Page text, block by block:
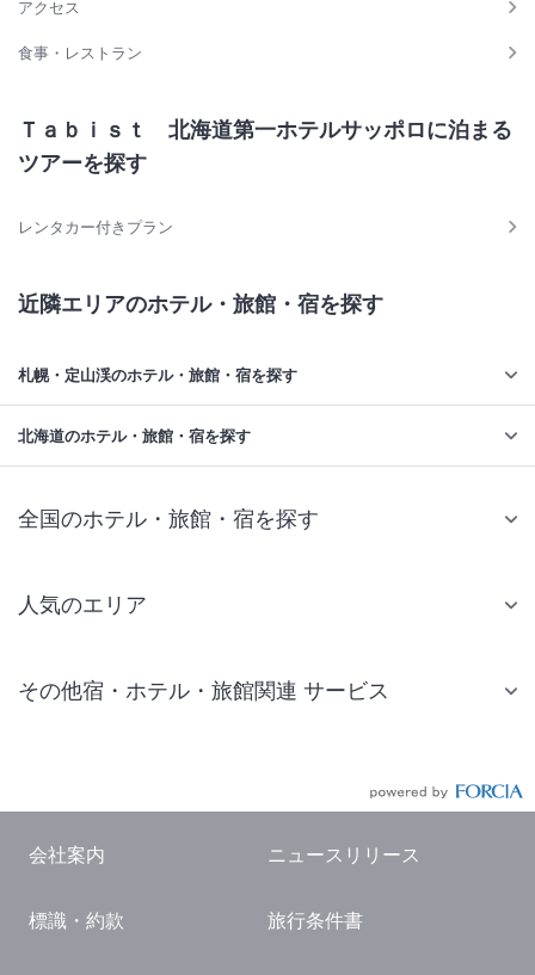
アクセス
食事・レストラン
Ｔａｂｉｓｔ 北海道第一ホテルサッポロに泊まる
ツアーを探す
レンタカー付きプラン
近隣エリアのホテル・旅館・宿を探す
札幌・定山渓のホテル・旅館・宿を探す
北海道のホテル・旅館・宿を探す
全国のホテル・旅館・宿を探す
人気のエリア
仙台 ホテル
東京ドーム ホテル
横浜 ホテル
その他宿・ホテル・旅館関連 サービス
国内観光ガイド
会社案内 ニュースリリース
標識・約款 旅行条件書